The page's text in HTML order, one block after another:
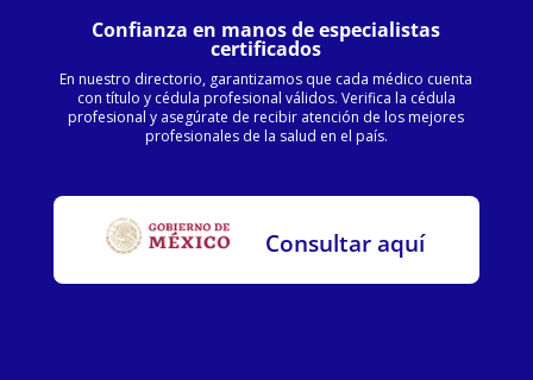
Confianza en manos de especialistas
certificados
En nuestro directorio, garantizamos que cada médico cuenta
con título y cédula profesional válidos. Verifica la cédula
profesional y asegúrate de recibir atención de los mejores
profesionales de la salud en el país.
Consultar aquí